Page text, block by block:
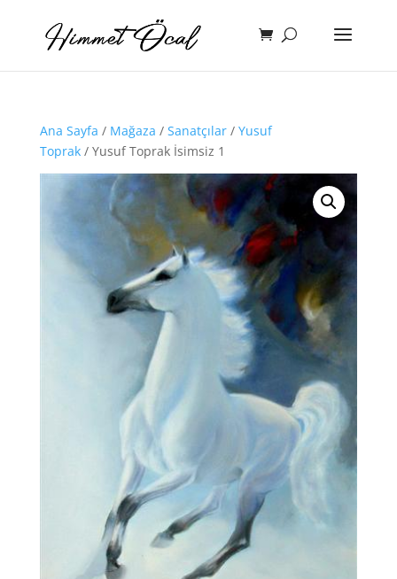
Ana Sayfa / Mağaza / Sanatçılar/ Yusuf
Toprak/ Yusuf Toprak İsimsiz 1